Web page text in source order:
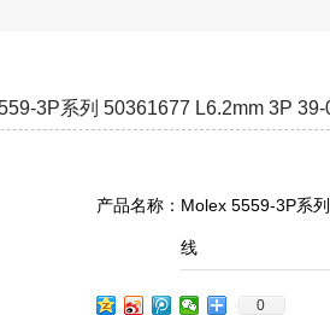
3P系列 50361677 L6.2mm 3P
产品名称： Molex 5559-3P系
线
0